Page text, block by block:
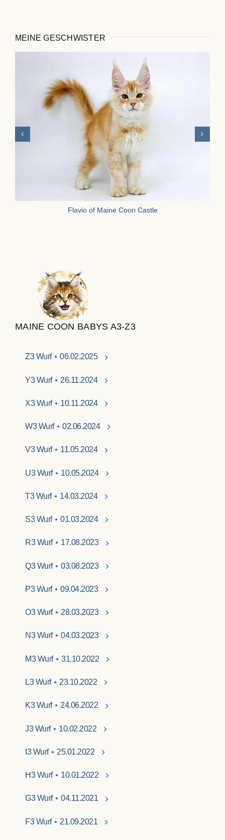
MEINE GESCHWISTER
Flavio of Maine Coon Castle
MAINE COON BABYS A3-Z3
Z3 Wurf ⋆ 06.02.2025
Y3 Wurf ⋆ 26.11.2024
X3 Wurf ⋆ 10.11.2024
W3 Wurf ⋆ 02.06.2024
V3 Wurf ⋆ 11.05.2024
U3 Wurf ⋆ 10.05.2024
T3 Wurf ⋆ 14.03.2024
S3 Wurf ⋆ 01.03.2024
R3 Wurf ⋆ 17.08.2023
Q3 Wurf ⋆ 03.08.2023
P3 Wurf ⋆ 09.04.2023
O3 Wurf ⋆ 28.03.2023
N3 Wurf ⋆ 04.03.2023
M3 Wurf ⋆ 31.10.2022
L3 Wurf ⋆ 23.10.2022
K3 Wurf ⋆ 24.06.2022
J3 Wurf ⋆ 10.02.2022
I3 Wurf ⋆ 25.01.2022
H3 Wurf ⋆ 10.01.2022
G3 Wurf ⋆ 04.11.2021
F3 Wurf ⋆ 21.09.2021